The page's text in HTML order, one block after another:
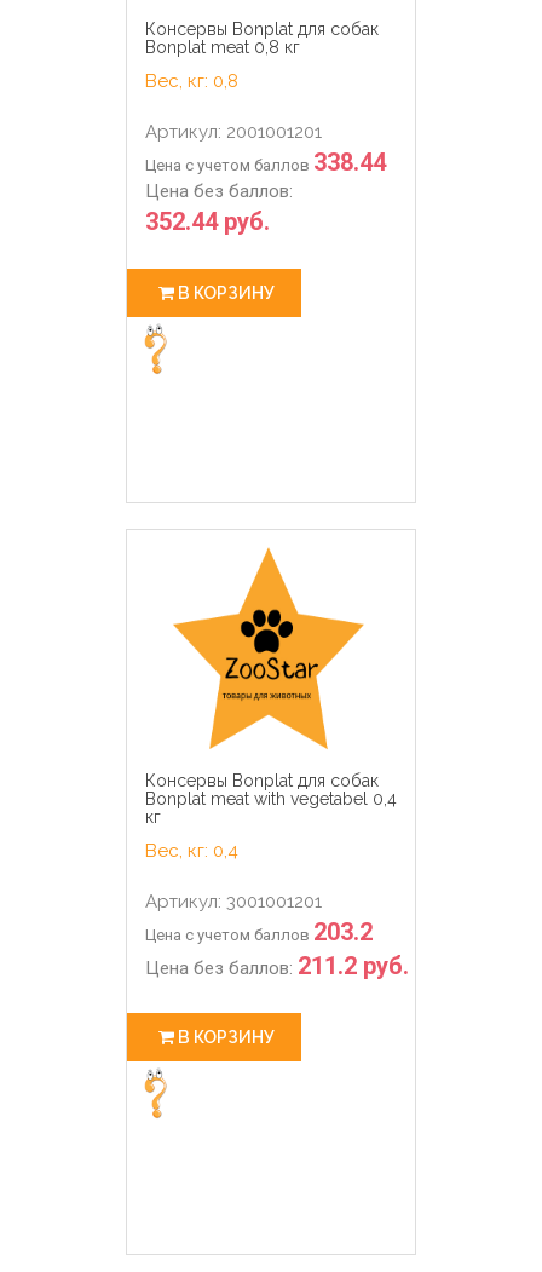
Консервы Bonplat для собак
Bonplat meat 0,8 кг
Вес, кг: 0,8
Артикул: 2001001201
Цена с учетом баллов 338.44
Цена без баллов:
352.44 руб.
В КОРЗИНУ
Консервы Bonplat для собак
Bonplat meat with vegetabel 0,4
кг
Вес, кг: 0,4
Артикул: 3001001201
Цена с учетом баллов 203.2
Цена без баллов: 211.2 руб.
В КОРЗИНУ